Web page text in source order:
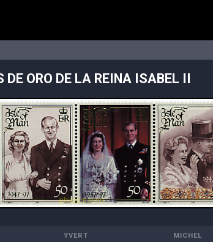
DE ORO DE LA REINA ISABEL II
YVERT MICHEL